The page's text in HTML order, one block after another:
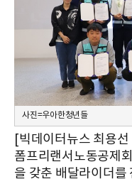
사진=우아한청년들
[빅데이터뉴스 최용
폼프리랜서노동공제
을 갖춘 배달라이더를